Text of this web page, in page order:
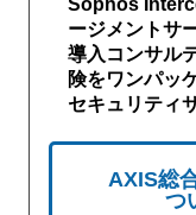
ージメントサ
導入コンサル
険をワンパッ
セキュリティ
AXIS総
つ